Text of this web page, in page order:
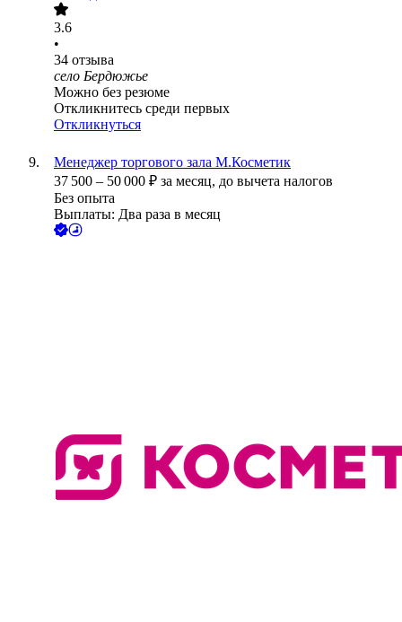
3.6
•
34 отзыва
село Бердюжье
Можно без резюме
Откликнитесь среди первых
Откликнуться
Менеджер торгового зала М.Косметик
37 500 – 50 000 ₽ за месяц, до вычета налогов
Без опыта
Выплаты: Два раза в месяц